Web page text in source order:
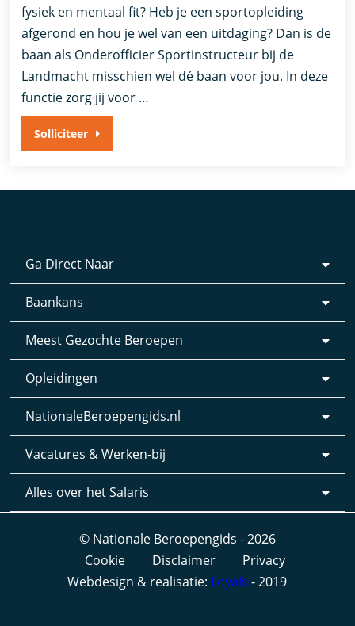
fysiek en mentaal fit? Heb je een sportopleiding
afgerond en hou je wel van een uitdaging? Dan is de
baan als Onderofficier Sportinstructeur bij de
Landmacht misschien wel dé baan voor jou. In deze
functie zorg jij voor …
Solliciteer
Ga Direct Naar
Baankans
Meest Gezochte Beroepen
Opleidingen
NationaleBeroepengids.nl
Vacatures & Werken-bij
Alles over het Salaris
© Nationale Beroepengids - 2026
Cookie
Disclaimer
Privacy
Webdesign & realisatie: Loyals - 2019